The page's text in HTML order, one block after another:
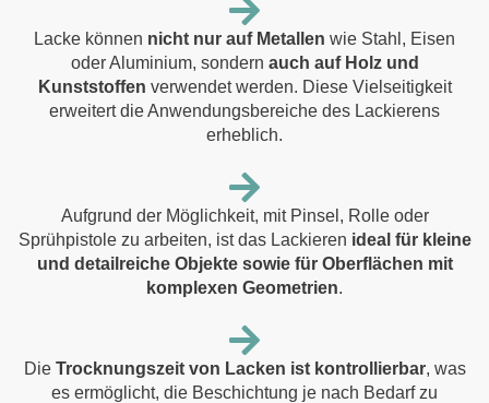
Lacke können nicht nur auf Metallen wie Stahl, Eisen
oder Aluminium, sondern auch auf Holz und
Kunststoffen verwendet werden. Diese Vielseitigkeit
erweitert die Anwendungsbereiche des Lackierens
erheblich.
Aufgrund der Möglichkeit, mit Pinsel, Rolle oder
Sprühpistole zu arbeiten, ist das Lackieren ideal für kleine
und detailreiche Objekte sowie für Oberflächen mit
komplexen Geometrien.
Die Trocknungszeit von Lacken ist kontrollierbar, was
es ermöglicht, die Beschichtung je nach Bedarf zu